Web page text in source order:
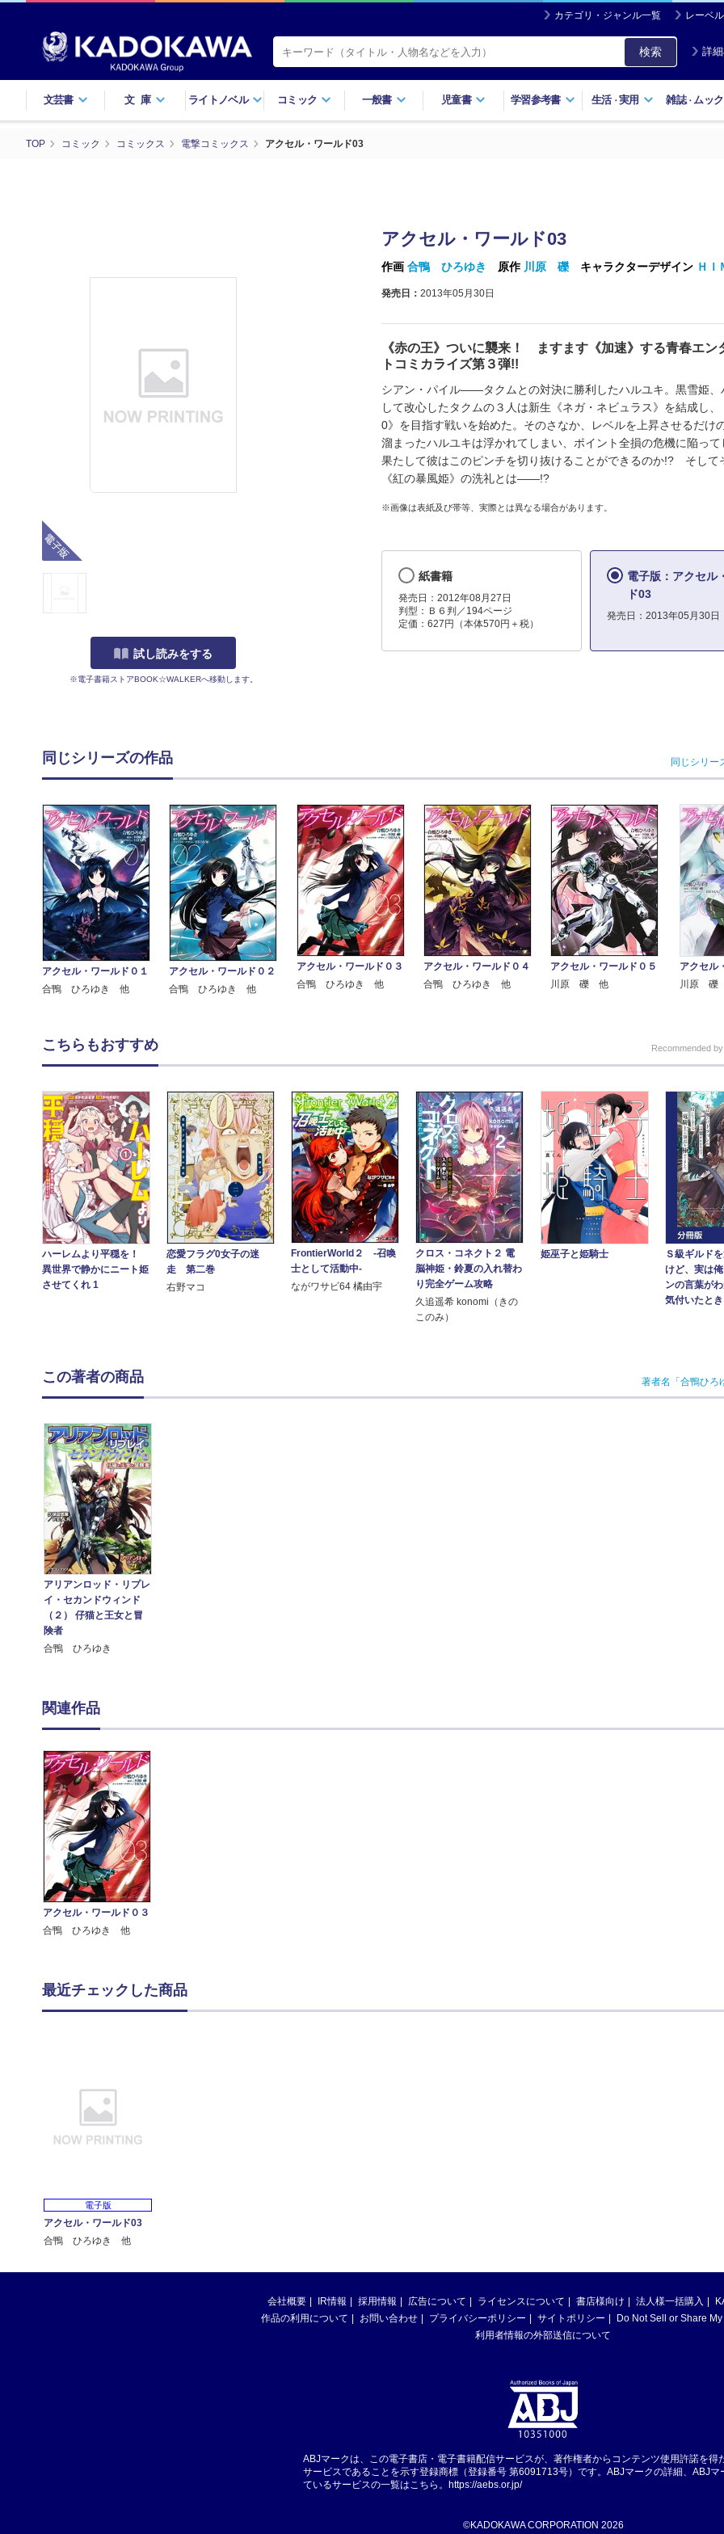
カテゴリ・ジャンル一覧 レーベ
検索 詳
文芸書 文庫 ライトノベル コミック 一般書 児童書 学習参考書 生活・実用 雑誌・ ムック
TOP コミック コミックス 電撃コミックス アクセル・ワールド03
試し読みをする
※電子書籍ストアBOOK☆WALKERへ移動します。
アクセル・ワールド03
作画 合鴨 ひろゆき 原作 川原 礫 キャラクターデザイン ＨＩ
発売日： 2013年05月30日
《赤の王》ついに襲来！ ますます《加速》する青春エン
トコミカライズ第３弾!!
シアン・パイル――タクムとの対決に勝利したハルユキ。黒雪姫、
して改心したタクムの３人は新生《ネガ・ネビュラス》を結成し、
0》を目指す戦いを始めた。そのさなか、レベルを上昇させるだけ
溜まったハルユキは浮かれてしまい、ポイント全損の危機に陥っ
果たして彼はこのピンチを切り抜けることができるのか!? そして
《紅の暴風姫》の洗礼とは――!?
※画像は表紙及び帯等、実際とは異なる場合があります。
紙書籍
発売日：2012年08月27日
判型：Ｂ６判／194ページ
定価：627円（本体570円＋税）
電子版：アクセル
ド03
発売日：2013年05月30日
同じシリーズの作品 同じシリー
アクセル・ワールド０１
合鴨 ひろゆき 他
アクセル・ワールド０２
合鴨 ひろゆき 他
アクセル・ワールド０３
合鴨 ひろゆき 他
アクセル・ワールド０４
合鴨 ひろゆき 他
アクセル・ワールド０５
川原 礫 他
アクセル
川原 礫
こちらもおすすめ Recommended by
ハーレムより平穏を！
異世界で静かにニート姫
させてくれ 1
恋愛フラグ0女子の迷
走 第二巻
右野マコ
FrontierWorld２ ‐召喚
士として活動中‐
ながワサビ64 橘由宇
クロス・コネクト２ 電
脳神姫・鈴夏の入れ替わ
り完全ゲーム攻略
久追遥希 konomi（きの
このみ）
姫巫子と姫騎士
Ｓ級ギルド
けど、実は
ンの言葉がわ
気付いたと
この著者の商品 著者名「合鴨ひろ
アリアンロッド・リプレ
イ・セカンドウィンド
（２） 仔猫と王女と冒
険者
合鴨 ひろゆき
関連作品
アクセル・ワールド０３
合鴨 ひろゆき 他
最近チェックした商品
電子版
アクセル・ワールド03
合鴨 ひろゆき 他
会社概要 IR情報 採用情報 広告について ライセンスについて 書店様向け 法人様一括購入
作品の利用について
お問い合わせ プライバシーポリシー サイトポリシー
Do Not Sell or Share
利用者情報の外部送信について
ABJマークは、この電子書店・電子書籍配信サービスが、著作権者からコンテンツ使用許諾を得
サービスであることを示す登録商標（登録番号 第6091713号）です。ABJマークの詳細、ABJマ
ているサービスの一覧はこちら。 https://aebs.or.jp/
©KADOKAWA CORPORATION 2026